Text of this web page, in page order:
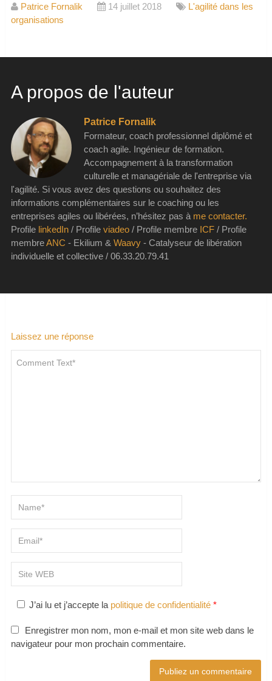
Patrice Fornalik 14 juillet 2018
L'agilité dans les
organisations
A propos de l'auteur
Patrice Fornalik
Formateur, coach professionnel diplômé et
coach agile. Ingénieur de formation.
Accompagnement à la transformation
culturelle et managériale de l'entreprise via
l'agilité. Si vous avez des questions ou souhaitez des
informations complémentaires sur le coaching ou les
entreprises agiles ou libérées, n’hésitez pas à me contacter.
Profile linkedIn/ Profile viadeo/ Profile membre ICF/ Profile
membreANC - Ekilium & Waavy - Catalyseur de libération
individuelle et collective / 06.33.20.79.41
Laissez une réponse
J’ai lu et j’accepte la politique de confidentialité*
Enregistrer mon nom, mon e-mail et mon site web dans le
navigateur pour mon prochain commentaire.